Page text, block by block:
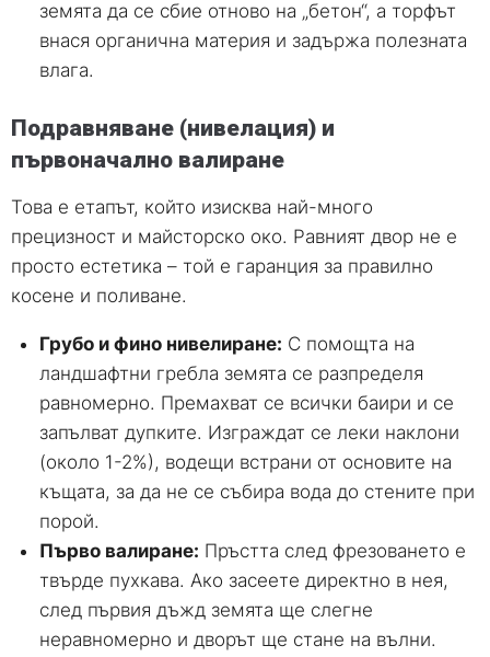
земята да се сбие отново на „бетон“, а торфът
внася органична материя и задържа полезната
влага.
Подравняване (нивелация) и
първоначално валиране
Това е етапът, който изисква най-много
прецизност и майсторско око. Равният двор не е
просто естетика – той е гаранция за правилно
косене и поливане.
Грубо и фино нивелиране: С помощта на
ландшафтни гребла земята се разпределя
равномерно. Премахват се всички баири и се
запълват дупките. Изграждат се леки наклони
(около 1-2%), водещи встрани от основите на
къщата, за да не се събира вода до стените при
порой.
Първо валиране: Пръстта след фрезоването е
твърде пухкава. Ако засеете директно в нея,
след първия дъжд земята ще слегне
неравномерно и дворът ще стане на вълни.